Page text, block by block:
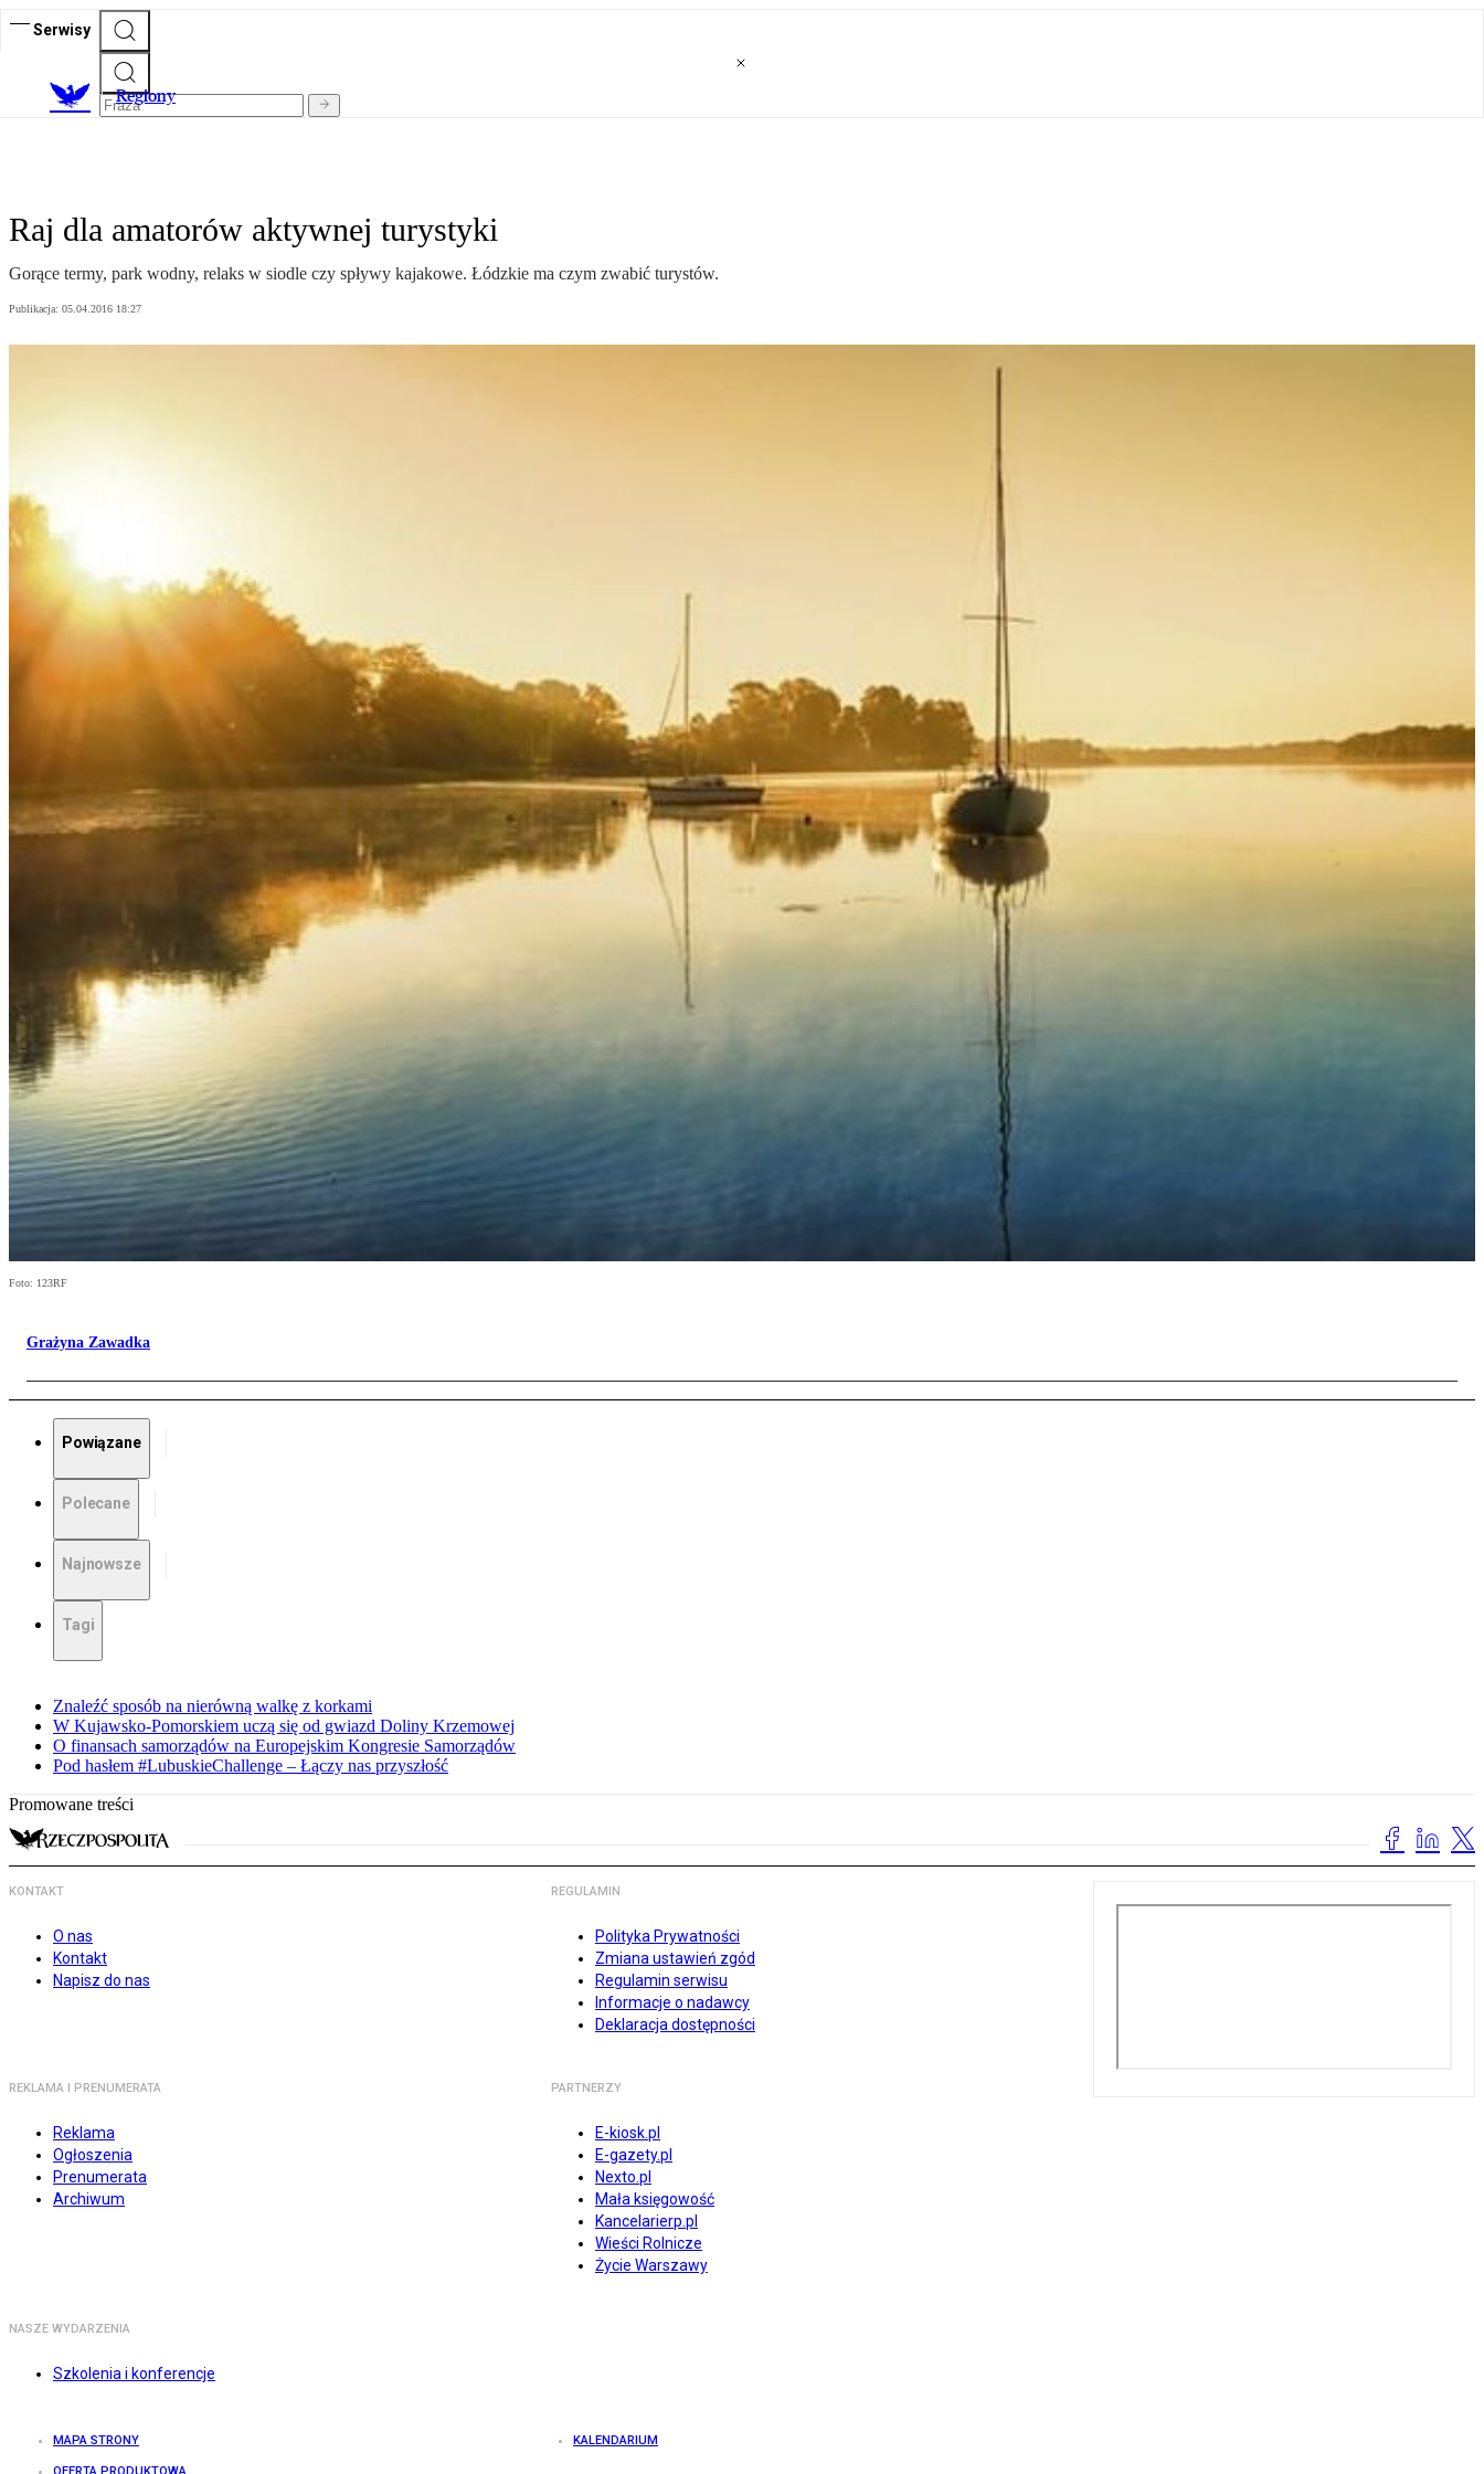
Serwisy
Regiony
Raj dla amatorów aktywnej turystyki
Gorące termy, park wodny, relaks w siodle czy spływy kajakowe. Łódzkie ma czym zwabić turystów.
Publikacja: 05.04.2016 18:27
Foto: 123RF
Grażyna Zawadka
Powiązane
Polecane
Najnowsze
Tagi
Znaleźć sposób na nierówną walkę z korkami
W Kujawsko-Pomorskiem uczą się od gwiazd Doliny Krzemowej
O finansach samorządów na Europejskim Kongresie Samorządów
Pod hasłem #LubuskieChallenge – Łączy nas przyszłość
Promowane treści
KONTAKT
O nas
Kontakt
Napisz do nas
REGULAMIN
Polityka Prywatności
Zmiana ustawień zgód
Regulamin serwisu
Informacje o nadawcy
Deklaracja dostępności
REKLAMA I PRENUMERATA
Reklama
Ogłoszenia
Prenumerata
Archiwum
PARTNERZY
E-kiosk.pl
E-gazety.pl
Nexto.pl
Mała księgowość
Kancelarierp.pl
Wieści Rolnicze
Życie Warszawy
NASZE WYDARZENIA
Szkolenia i konferencje
MAPA STRONY KALENDARIUM